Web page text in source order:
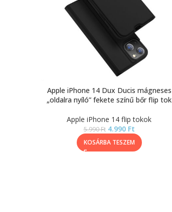
Apple iPhone 14 Dux Ducis mágneses
„oldalra nyíló” fekete színű bőr flip tok
Apple iPhone 14 flip tokok
5.990Ft 4.990 Ft
KOSÁRBA TESZEM